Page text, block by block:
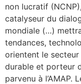
non lucratif
catalyseur du
mondiale (…)
tendances,
orientent le
durable et porteur
parvenu à l’AMAP.